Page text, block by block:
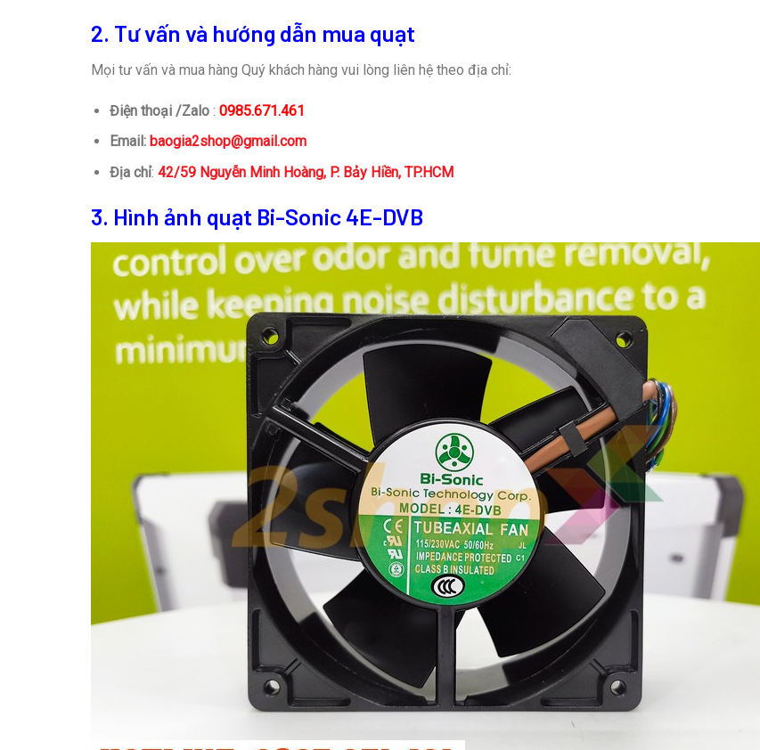
2. Tư vấn và hướng dẫn mua quạt
Mọi tư vấn và mua hàng Quý khách hàng vui lòng liên hệ theo địa chỉ:
Điện thoại /Zalo: 0985.671.461
Email: baogia2shop@gmail.com
Địa chỉ: 42/59 Nguyễn Minh Hoàng, P. Bảy Hiền, TP.HCM
3. Hình ảnh quạt Bi-Sonic 4E-DVB